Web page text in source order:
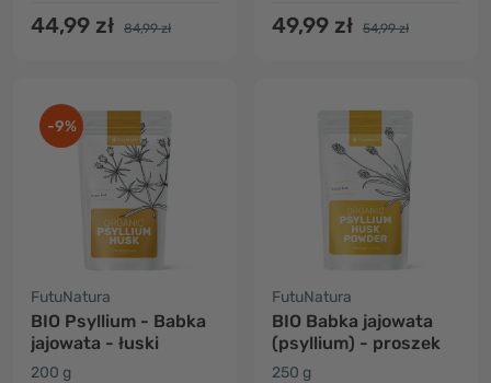
44,99 zł 84,99 zł 49,99 zł 54,99 zł
-9%
FutuNatura
BIO Psyllium - Babka
jajowata - łuski
200 g
FutuNatura
BIO Babka jajowata
(psyllium) - proszek
250 g